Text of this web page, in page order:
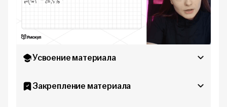
Усвоение материала
Закрепление материала